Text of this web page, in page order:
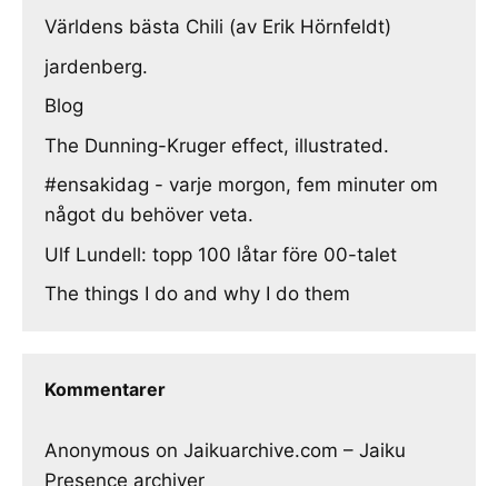
Världens bästa Chili (av Erik Hörnfeldt)
jardenberg.
Blog
The Dunning-Kruger effect, illustrated.
#ensakidag - varje morgon, fem minuter om
något du behöver veta.
Ulf Lundell: topp 100 låtar före 00-talet
The things I do and why I do them
Kommentarer
Anonymous on Jaikuarchive.com – Jaiku
Presence archiver